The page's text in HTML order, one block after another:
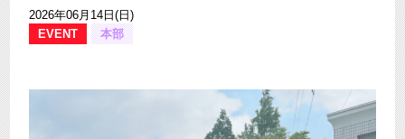
2026年06月14日(日)
EVENT
本部